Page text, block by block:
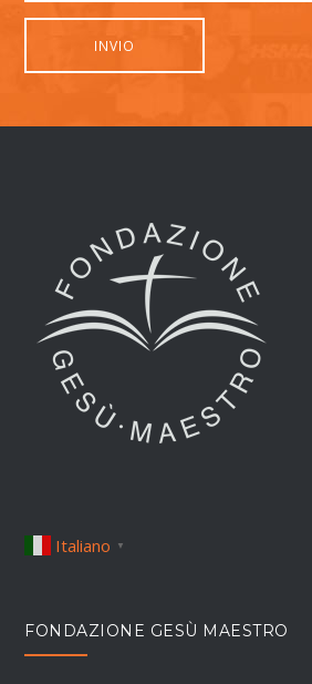
Italiano ▼
FONDAZIONE GESÙ MAESTRO